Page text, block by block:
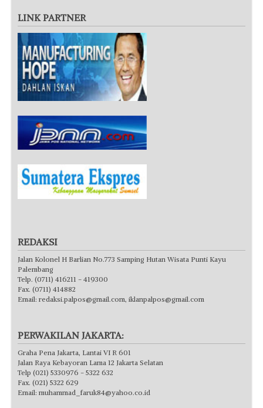
LINK PARTNER
REDAKSI
Jalan Kolonel H Barlian No.773 Samping Hutan Wisata Punti Kayu
Palembang
Telp. (0711) 416211 - 419300
Fax. (0711) 414882
Email: redaksi.palpos@gmail.com, iklanpalpos@gmail.com
PERWAKILAN JAKARTA:
Graha Pena Jakarta, Lantai VI R 601
Jalan Raya Kebayoran Lama 12 Jakarta Selatan
Telp (021) 5330976 - 5322 632
Fax. (021) 5322 629
Email: muhammad_faruk84@yahoo.co.id